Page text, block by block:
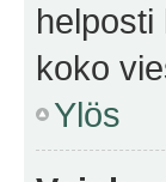
koko
Ylös